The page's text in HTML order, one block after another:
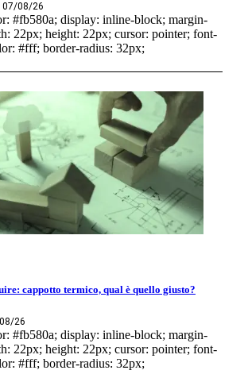
07/08/26
#fb580a; display: inline-block; margin-
22px; height: 22px; cursor: pointer; font-
#fff; border-radius: 32px;
cappotto termico, qual è quello giusto?
26
#fb580a; display: inline-block; margin-
22px; height: 22px; cursor: pointer; font-
#fff; border-radius: 32px;